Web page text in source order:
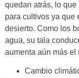
quedan atrás, lo
para cultivos ya que
desierto. Como los
agua, su tala
aumenta aún más el
Cambio